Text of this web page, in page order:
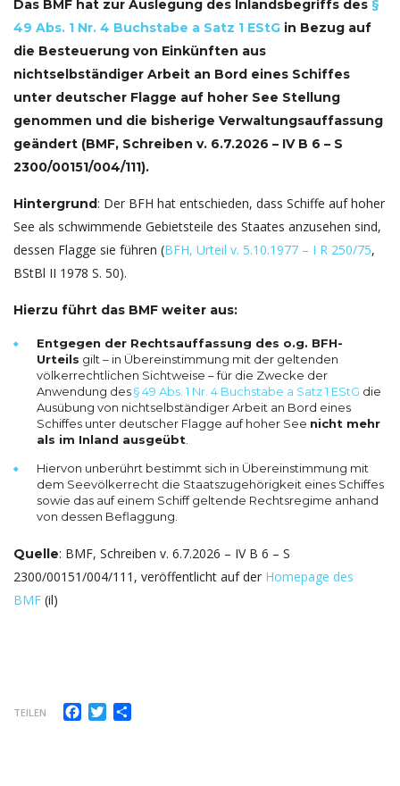
Das BMF hat zur Auslegung des Inlandsbegriffs des §
49 Abs. 1 Nr. 4 Buchstabe a Satz 1 EStG in Bezug auf
die Besteuerung von Einkünften aus
nichtselbständiger Arbeit an Bord eines Schiffes
unter deutscher Flagge auf hoher See Stellung
genommen und die bisherige Verwaltungsauffassung
geändert (BMF, Schreiben v. 6.7.2026 – IV B 6 – S
2300/00151/004/111).
Hintergrund: Der BFH hat entschieden, dass Schiffe auf hoher
See als schwimmende Gebietsteile des Staates anzusehen sind,
dessen Flagge sie führen (BFH, Urteil v. 5.10.1977 – I R 250/75,
BStBl II 1978 S. 50).
Hierzu führt das BMF weiter aus:
Entgegen der Rechtsauffassung des o.g. BFH-
Urteils gilt – in Übereinstimmung mit der geltenden
völkerrechtlichen Sichtweise – für die Zwecke der
Anwendung des§ 49 Abs. 1 Nr. 4 Buchstabe a Satz 1 EStG die
Ausübung von nichtselbständiger Arbeit an Bord eines
Schiffes unter deutscher Flagge auf hoher See nicht mehr
als im Inland ausgeübt
Hiervon unberührt bestimmt sich in Übereinstimmung mit
dem Seevölkerrecht die Staatszugehörigkeit eines Schiffes
sowie das auf einem Schiff geltende Rechtsregime anhand
von dessen Beflaggung.
Quelle: BMF, Schreiben v. 6.7.2026 – IV B 6 – S
2300/00151/004/111 , veröffentlicht auf der Homepage des
BMF (il)
TEILEN Facebook
Twitter